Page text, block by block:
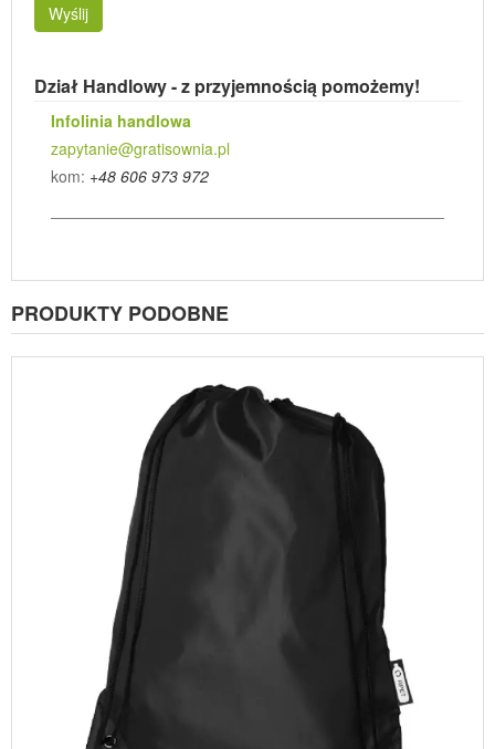
Wyślij
Dział Handlowy - z przyjemnością pomożemy!
Infolinia handlowa
zapytanie@gratisownia.pl
kom: +48 606 973 972
PRODUKTY PODOBNE